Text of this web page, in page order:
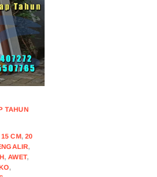
TAHUN
15 CM,20
,
,AWET,
,